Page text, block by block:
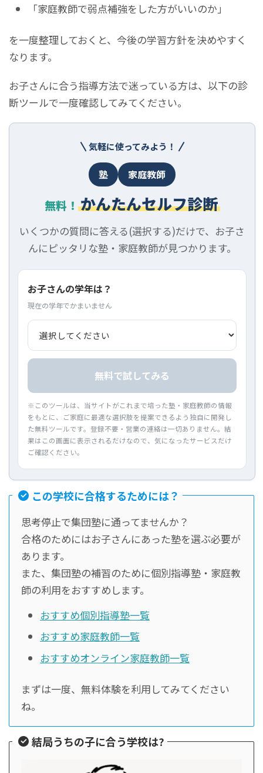
「家庭教師で弱点補強をした方がいいのか」
を一度整理しておくと、今後の学習方針を決めやすく
なります。
お子さんに合う指導方法で迷っている方は、以下の診
断ツールで一度確認してみてください。
気軽に使ってみよう！
塾 家庭教師
無料！ かんたんセルフ診断
いくつかの質問に答える(選択する)だけで、お子さ
んにピッタリな塾・家庭教師が見つかります。
お子さんの学年は？
現在の学年でかまいません
無料で試してみる
※このツールは、当サイトがこれまで培った塾・家庭教師の情報
をもとに、ご家庭に最適な選択肢を提案できるよう独自に開発し
た無料ツールです。登録不要・営業の連絡は一切ありません。結
果はこの画面に表示されるだけなので、気になったサービスだけ
ご確認ください。
この学校に合格するためには？
思考停止で集団塾に通ってませんか？
合格のためにはお子さんにあった塾を選ぶ必要が
あります。
また、集団塾の補習のために個別指導塾・家庭教
師の利用をおすすめします。
おすすめ個別指導塾一覧
おすすめ家庭教師一覧
おすすめオンライン家庭教師一覧
まずは一度、無料体験を利用してみてください
ね。
結局うちの子に合う学校は?